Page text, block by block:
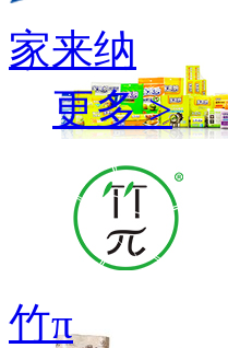
家来纳
更多 >
竹π